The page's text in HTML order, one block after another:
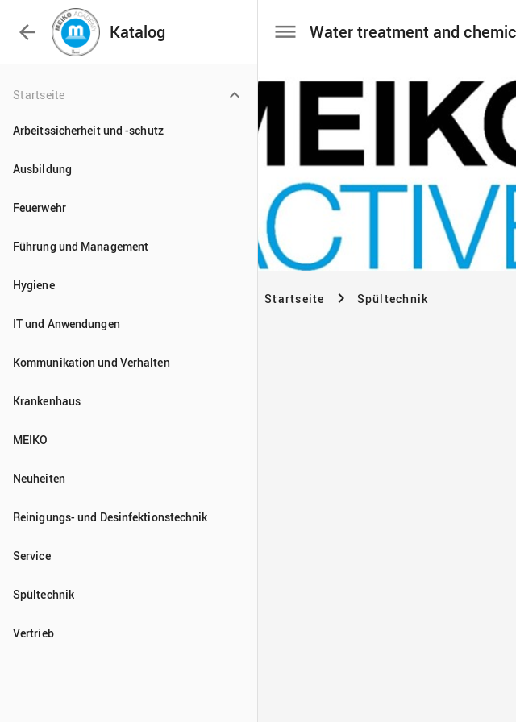
 Katalog
Startseite
Arbeitssicherheit und -schutz
Ausbildung
Feuerwehr
Führung und Management
Hygiene
IT und Anwendungen
Kommunikation und Verhalten
Krankenhaus
MEIKO
Neuheiten
Reinigungs- und Desinfektionstechnik
Service
Spültechnik
Vertrieb